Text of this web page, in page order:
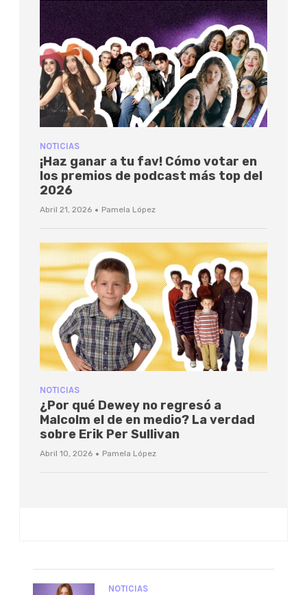
NOTICIAS
¡Haz ganar a tu fav! Cómo votar en
los premios de podcast más top del
2026
Abril 21, 2026 · Pamela López
NOTICIAS
¿Por qué Dewey no regresó a
Malcolm el de en medio? La verdad
sobre Erik Per Sullivan
Abril 10, 2026 · Pamela López
NOTICIAS